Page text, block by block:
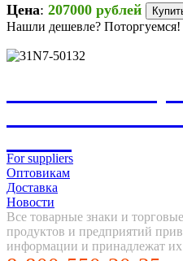
Цена: 207000 рублей
Нашли дешевле? Поторгуемся!
For suppliers
Оптовикам
Доставка
Новости
Все товарные знаки и
продуктов и предприятий
информации и принадлежат их